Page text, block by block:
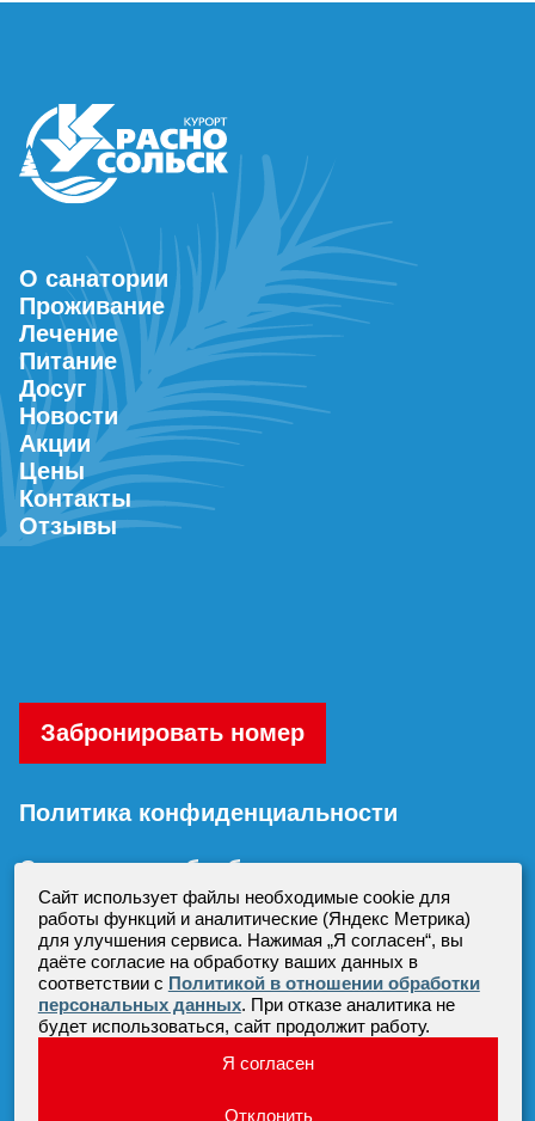
О санатории
Проживание
Лечение
Питание
Досуг
Новости
Акции
Цены
Контакты
Отзывы
Забронировать номер
Политика конфиденциальности
Согласие на обработку персональных
данных
АО «Санаторий Красноусольск»
Сайт использует файлы необходимые cookie для
работы функций и аналитические (Яндекс Метрика)
для улучшения сервиса. Нажимая „Я согласен“, вы
даёте согласие на обработку ваших данных в
соответствии с Политикой в отношении обработки
персональных данных. При отказе аналитика не
будет использоваться, сайт продолжит работу.
Я согласен
Отклонить